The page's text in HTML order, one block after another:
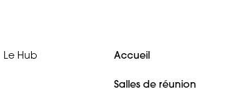
Accueil
Salles de réunion